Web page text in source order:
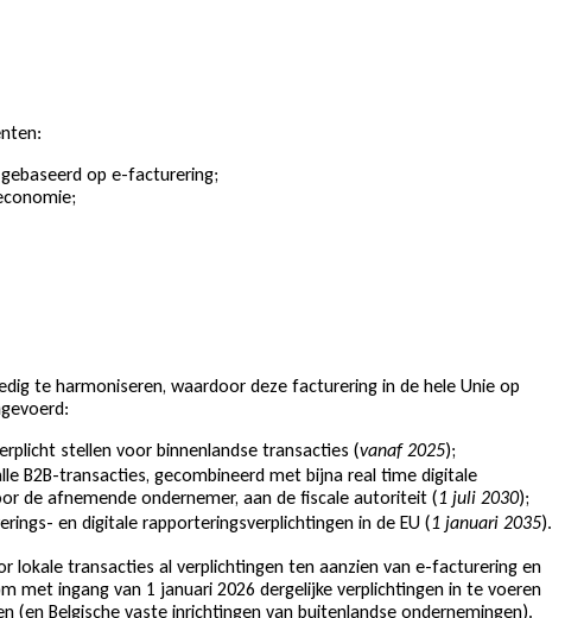
op e-facturering;
te harmoniseren, waardoor deze facturering in de hele Unie op
stellen voor binnenlandse transacties (vanaf 2025);
B2B-transacties, gecombineerd met bijna real time digitale
de afnemende ondernemer, aan de fiscale autoriteit (1 juli 2030);
en digitale rapporteringsverplichtingen in de EU (1 januari 2035).
lokale transacties al verplichtingen ten aanzien van e-facturering en
met ingang van 1 januari 2026 dergelijke verplichtingen in te voeren
(en Belgische vaste inrichtingen van buitenlandse ondernemingen).